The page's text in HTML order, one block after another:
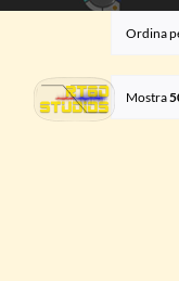
Salta
Ordina
Mostra